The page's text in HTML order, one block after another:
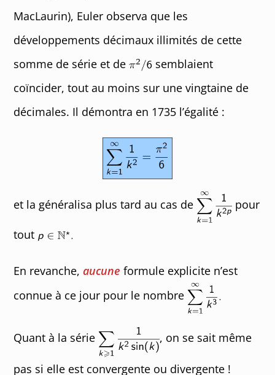
MacLaurin), Euler observa que les
développements décimaux illimités de cette
somme de série et de
semblaient
coïncider, tout au moins sur une vingtaine de
décimales. Il démontra en 1735 l’égalité :
et la généralisa plus tard au cas de pour
tout
En revanche,aucune formule explicite n’est
connue à ce jour pour le nombre
Quant à la série , on se sait même
pas si elle est convergente ou divergente !